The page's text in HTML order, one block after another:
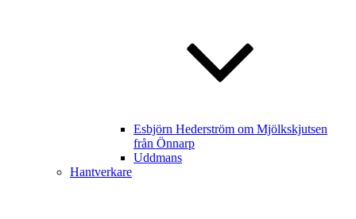
Esbjörn Hederström om Mjölkskjutsen
från Önnarp
Uddmans
Hantverkare